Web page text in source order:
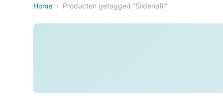
Home › Producten getagged “Sildenafil”